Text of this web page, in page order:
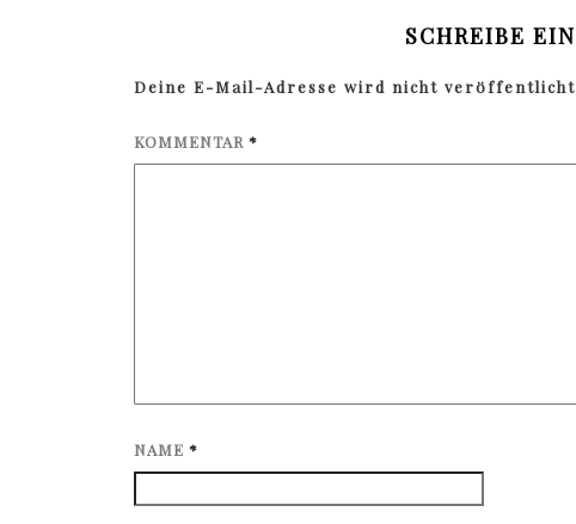
SCHREIBE
Deine E-Mail-Adresse wird nicht
KOMMENTAR *
NAME *